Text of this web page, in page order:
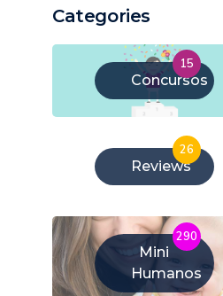
Categories
Concursos
15
Reviews
26
Mini
Humanos
290